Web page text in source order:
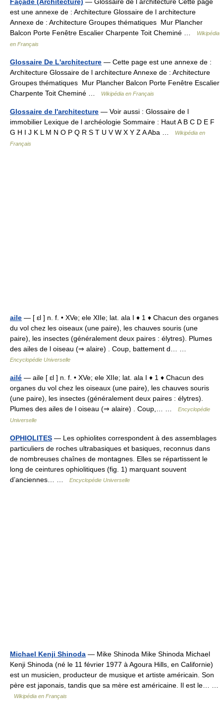
est une annexe de : Architecture Glossaire de l architecture
Annexe de : Architecture Groupes thématiques Mur Plancher
Balcon Porte Fenêtre Escalier Charpente Toit Cheminé …
Wikipédia
en Français
Glossaire De L'architecture — Cette page est une annexe de :
Architecture Glossaire de l architecture Annexe de : Architecture
Groupes thématiques Mur Plancher Balcon Porte Fenêtre Escalier
Charpente Toit Cheminé …
Wikipédia en Français
Glossaire de l'architecture — Voir aussi : Glossaire de l
immobilier Lexique de l archéologie Sommaire : Haut A B C D E F
G H I J K L M N O P Q R S T U V W X Y Z A Aba …
Wikipédia en
Français
aile — [ ɛl ] n. f. • XVe; ele XIIe; lat. ala I ♦ 1 ♦ Chacun des organes
du vol chez les oiseaux (une paire), les chauves souris (une
paire), les insectes (généralement deux paires : élytres). Plumes
des ailes de l oiseau (⇒ alaire) . Coup, battement d… …
Encyclopédie Universelle
ailé — aile [ ɛl ] n. f. • XVe; ele XIIe; lat. ala I ♦ 1 ♦ Chacun des
organes du vol chez les oiseaux (une paire), les chauves souris
(une paire), les insectes (généralement deux paires : élytres).
Plumes des ailes de l oiseau (⇒ alaire) . Coup,… …
Encyclopédie
Universelle
OPHIOLITES — Les ophiolites correspondent à des assemblages
particuliers de roches ultrabasiques et basiques, reconnus dans
de nombreuses chaînes de montagnes. Elles se répartissent le
long de ceintures ophiolitiques (fig. 1) marquant souvent
d’anciennes… …
Encyclopédie Universelle
Michael Kenji Shinoda — Mike Shinoda Mike Shinoda Michael
Kenji Shinoda (né le 11 février 1977 à Agoura Hills, en Californie)
est un musicien, producteur de musique et artiste américain. Son
père est japonais, tandis que sa mère est américaine. Il est le… …
Wikipédia en Français